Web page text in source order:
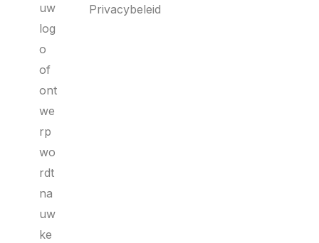
uw
log
o
of
ont
we
rp
wo
rdt
na
uw
ke
Privacybeleid